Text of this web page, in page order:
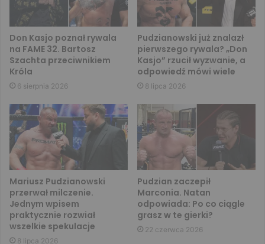
Don Kasjo poznał rywala
na FAME 32. Bartosz
Szachta przeciwnikiem
Króla
6 sierpnia 2026
Pudzianowski już znalazł
pierwszego rywala? „Don
Kasjo” rzucił wyzwanie, a
odpowiedź mówi wiele
8 lipca 2026
Mariusz Pudzianowski
przerwał milczenie.
Jednym wpisem
praktycznie rozwiał
wszelkie spekulacje
8 lipca 2026
Pudzian zaczepił
Marconia. Natan
odpowiada: Po co ciągle
grasz w te gierki?
22 czerwca 2026